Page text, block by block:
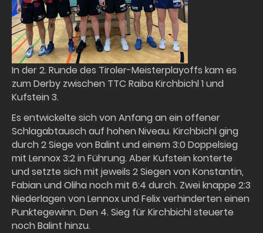
In der 2. Runde des Tiroler-Meisterplayoffs kam es
zum Derby zwischen TTC Raiba Kirchbichl 1 und
Kufstein 3.
Es entwickelte sich von Anfang an ein offener
Schlagabtausch auf hohen Niveau. Kirchbichl ging
durch 2 Siege von Balint und einem 3:0 Doppelsieg
mit Lennox 3:2 in Führung. Aber Kufstein konterte
und setzte sich mit jeweils 2 Siegen von Konstantin,
Fabian und Oliha noch mit 6:4 durch. Zwei knappe 2:3
Niederlagen von Lennox und Felix verhinderten einen
Punktegewinn. Den 4. Sieg für Kirchbichl steuerte
noch Balint hinzu.